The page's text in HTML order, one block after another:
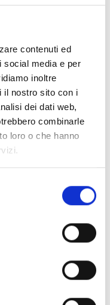
contenuti ed
social media e per
inoltre
il nostro sito con i
dei dati web,
combinarle
loro o che hanno
(47)
- Materiali
con icona
lock